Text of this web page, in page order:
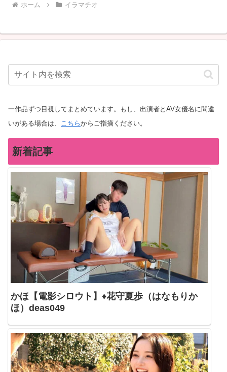
ホーム イラマチオ
一作品ずつ目視してまとめています。もし、出演者とAV女優名に間違
いがある場合は、
こちらからご指摘ください。
新着記事
かほ【電影シロウト】♦花守夏歩（はなもりか
ほ）deas049